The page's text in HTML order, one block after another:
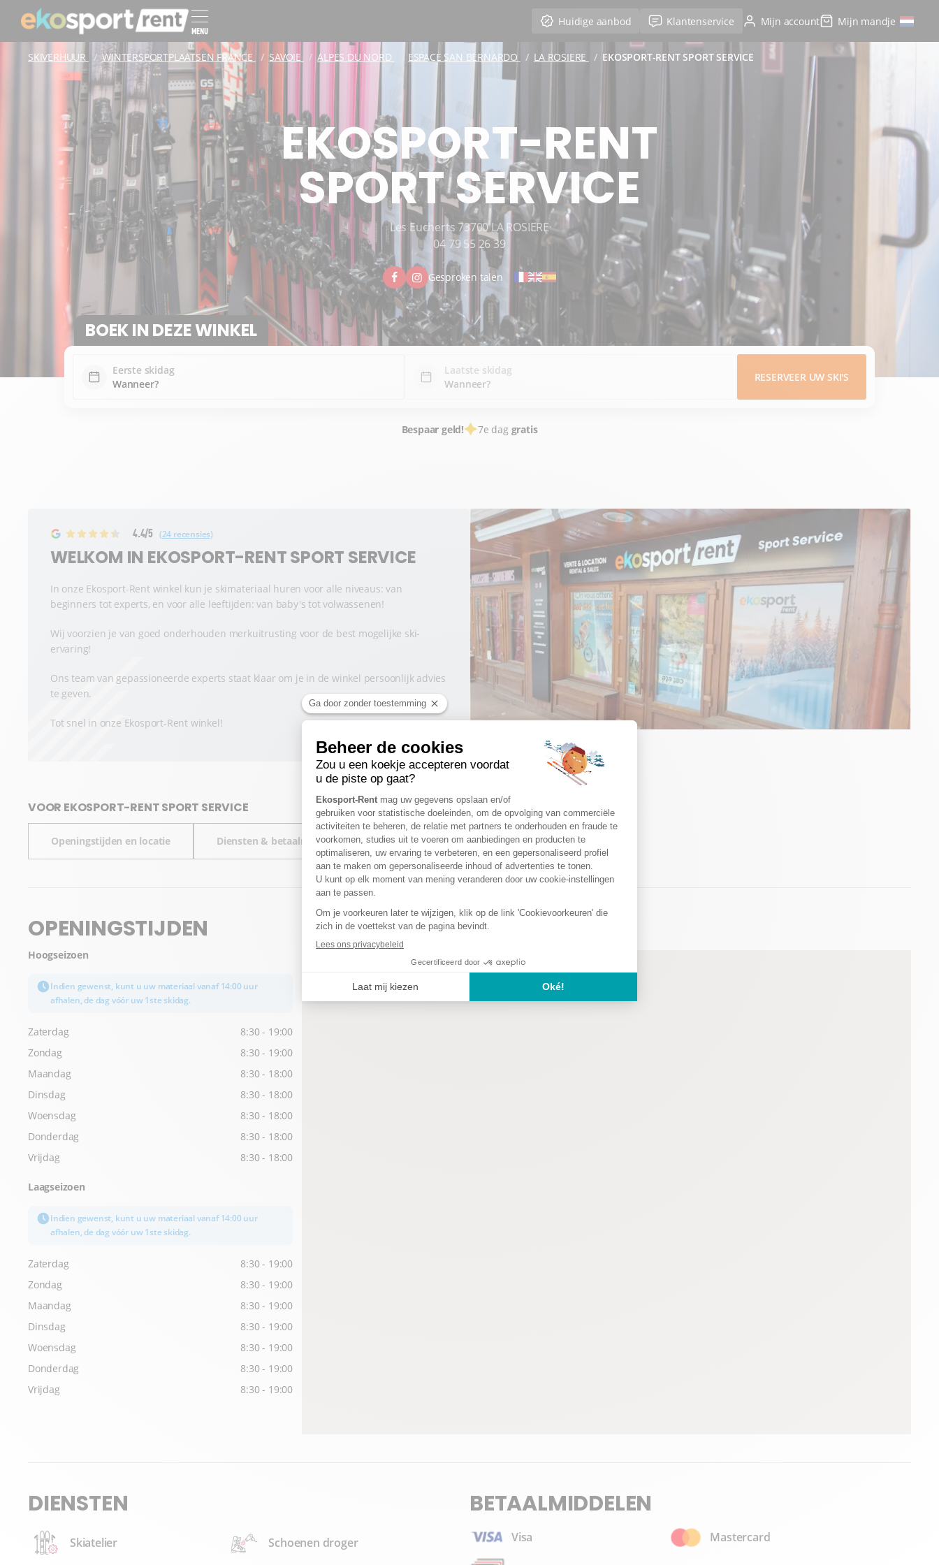
MENU
Huidige aanbod Klantenservice Mijn account Mijn mandje
SKIVERHUUR WINTERSPORTPLAATSEN FRANCE SAVOIE ALPES DU NORD ESPACE SAN BERNARDO LA ROSIERE EKOSPORT-RENT SPORT SERVICE
EKOSPORT-RENT
SPORT SERVICE
Les Eucherts 73700 LA ROSIERE
04 79 55 26 39
Gesproken talen
BOEK IN DEZE WINKEL
Eerste skidag Laatste skidag
RESERVEER UW SKI'S
Bespaar geld! 7e dag gratis
4.4/5 (24 recensies)
WELKOM IN EKOSPORT-RENT SPORT SERVICE
In onze Ekosport-Rent winkel kun je skimateriaal huren voor alle niveaus: van
beginners tot experts, en voor alle leeftijden: van baby's tot volwassenen!
Wij voorzien je van goed onderhouden merkuitrusting voor de best mogelijke ski-
ervaring!
Ons team van gepassioneerde experts staat klaar om je in de winkel persoonlijk advies
te geven.
Tot snel in onze Ekosport-Rent winkel!
VOOR EKOSPORT-RENT SPORT SERVICE
Openingstijden en locatie Diensten & betaalmiddelen
OPENINGSTIJDEN
Hoogseizoen
Indien gewenst, kunt u uw materiaal vanaf 14:00 uur
afhalen, de dag vóór uw 1ste skidag.
Zaterdag
8:30 - 19:00
Zondag
8:30 - 19:00
Maandag
8:30 - 18:00
Dinsdag
8:30 - 18:00
Woensdag
8:30 - 18:00
Donderdag
8:30 - 18:00
Vrijdag
8:30 - 18:00
Laagseizoen
Indien gewenst, kunt u uw materiaal vanaf 14:00 uur
afhalen, de dag vóór uw 1ste skidag.
Zaterdag
8:30 - 19:00
Zondag
8:30 - 19:00
Maandag
8:30 - 19:00
Dinsdag
8:30 - 19:00
Woensdag
8:30 - 19:00
Donderdag
8:30 - 19:00
Vrijdag
8:30 - 19:00
VIND ONS
DIENSTEN
Skiatelier Schoenen droger
BETAALMIDDELEN
Visa Mastercard